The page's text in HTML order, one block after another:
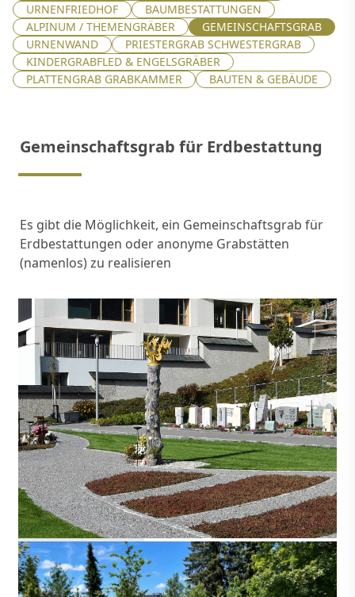
URNENFRIEDHOF
BAUMBESTATTUNGEN
ALPINUM / THEMENGRÄBER
GEMEINSCHAFTSGRAB
URNENWAND
PRIESTERGRAB SCHWESTERGRAB
KINDERGRABFLED & ENGELSGRÄBER
PLATTENGRAB GRABKAMMER
BAUTEN & GEBÄUDE
Gemeinschaftsgrab für Erdbestattung
Es gibt die Möglichkeit, ein Gemeinschaftsgrab für
Erdbestattungen oder anonyme Grabstätten
(namenlos) zu realisieren
ENGELBERG